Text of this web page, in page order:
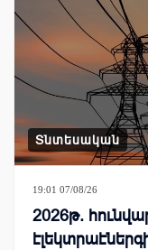
Տնտեսական
19:01 07/08/26
2026թ.